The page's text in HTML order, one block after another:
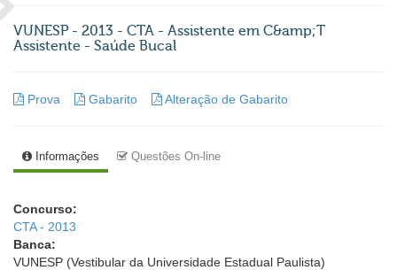
VUNESP - 2013 - CTA - Assistente em C&amp;T
Assistente - Saúde Bucal
Prova Gabarito Alteração de Gabarito
Informações Questões On-line
Concurso:
CTA - 2013
Banca:
VUNESP (Vestibular da Universidade Estadual Paulista)